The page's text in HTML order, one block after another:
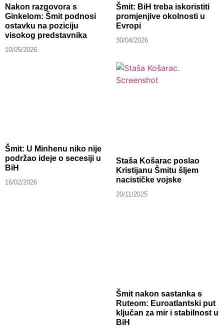
Nakon razgovora s
Ginkelom: Šmit podnosi
ostavku na poziciju
visokog predstavnika
10/05/2026
Šmit: BiH treba iskoristiti
promjenjive okolnosti u
Evropi
30/04/2026
Šmit: U Minhenu niko nije
podržao ideje o secesiji u
BiH
16/02/2026
Staša Košarac poslao
Kristijanu Šmitu šljem
nacističke vojske
20/11/2025
Šmit nakon sastanka s
Ruteom: Euroatlantski put
ključan za mir i stabilnost u
BiH